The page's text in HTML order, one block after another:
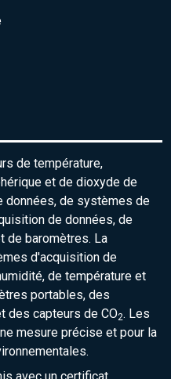
de température,
et de dioxyde de
données, de systèmes de
de données, de
de baromètres. La
d'acquisition de
de température et
portables, des
des capteurs de CO2. Les
mesure précise et pour la
avec un certificat